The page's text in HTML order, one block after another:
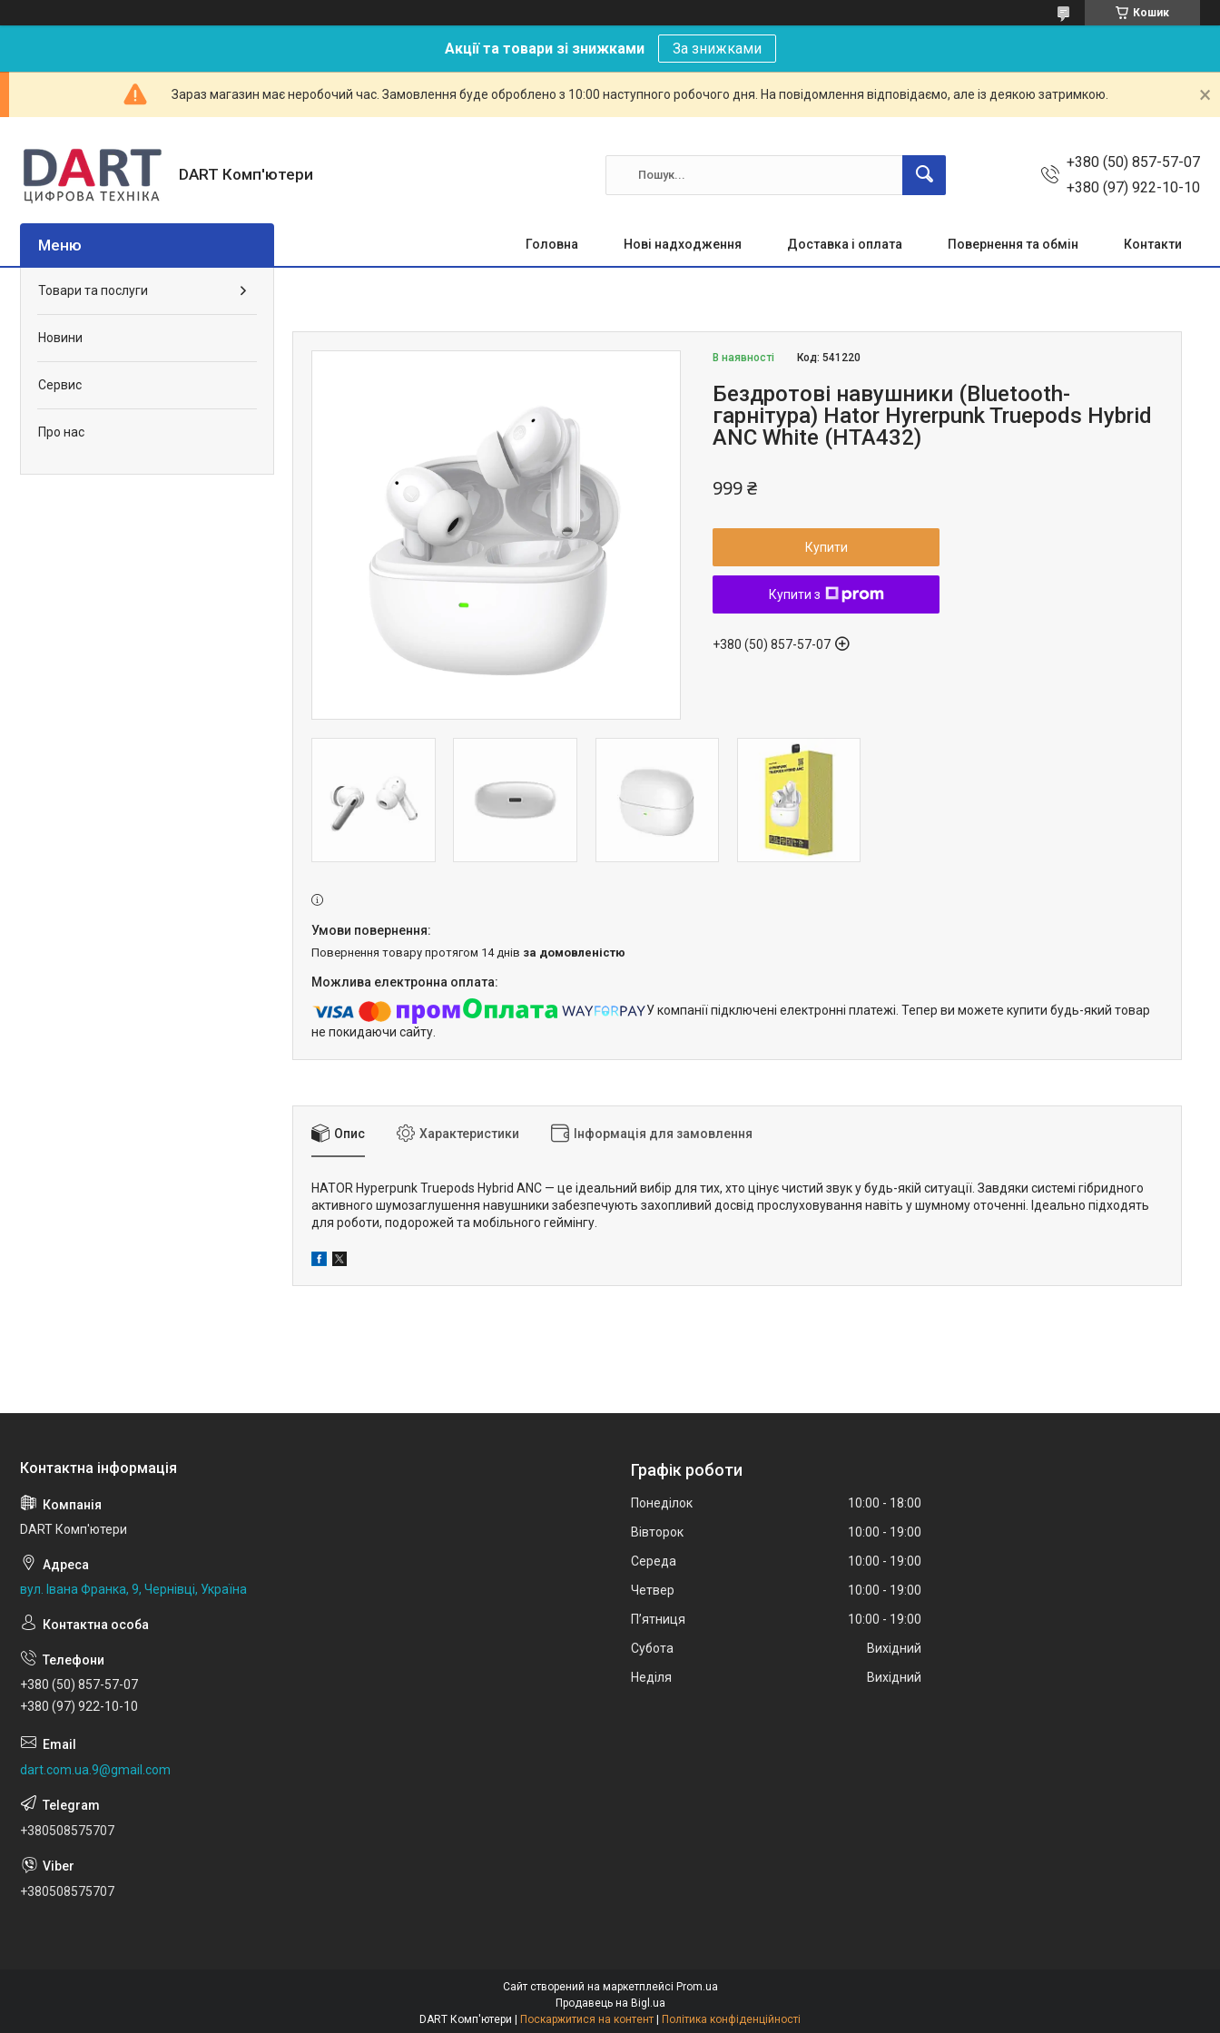
Кошик
Акції та товари зі знижками За знижками
Зараз магазин має неробочий час. Замовлення буде оброблено з 10:00 наступного робочого дня. На повідомлення відповідаємо, але із деякою затримкою.
DART Комп'ютери
+380 (50) 857-57-07
+380 (97) 922-10-10
Головна Нові надходження Доставка і оплата Повернення та обмін Контакти
В наявності Код:541220
Бездротові навушники (Bluetooth-
гарнітура) Hator Hyrerpunk Truepods Hybrid
ANC White (HTA432)
999 ₴
Купити
Купити з
+380 (50) 857-57-07
повернення товару протягом 14 днів за домовленістю
У компанії підключені електронні платежі. Тепер ви можете купити будь-який товар
не покидаючи сайту.
Опис Характеристики Інформація для замовлення
HATOR Hyperpunk Truepods Hybrid ANC — це ідеальний вибір для тих, хто цінує чистий звук у будь-якій ситуації. Завдяки системі гібридного
активного шумозаглушення навушники забезпечують захопливий досвід прослуховування навіть у шумному оточенні. Ідеально підходять
для роботи, подорожей та мобільного геймінгу.
Товари та послуги
Новини
Сервис
Про нас
DART Комп'ютери
вул. Івана Франка, 9, Чернівці, Україна
+380 (50) 857-57-07
+380 (97) 922-10-10
dart.com.ua.9@gmail.com
+380508575707
+380508575707
Графік роботи
Понеділок 10:00
18:00
Вівторок
10:00
19:00
Середа
10:00
19:00
Четвер
10:00
19:00
Пʼятниця
10:00
19:00
Субота
Вихідний
Неділя
Вихідний
Сайт створений на маркетплейсі Prom.ua
Продавець на Bigl.ua
Поскаржитися на контент Політика конфіденційності